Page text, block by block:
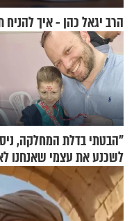
הרב יגאל כהן - איך להניח
"הבטתי בדלת המחלקה,
לשכנע את עצמי שאנחנו
שייכים לשם"